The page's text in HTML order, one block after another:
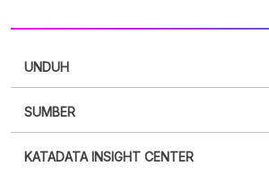
UNDUH
XLS
SUMBER
punya akun?Silakan Daftar sekarang
KATADATA INSIGHT CENTER